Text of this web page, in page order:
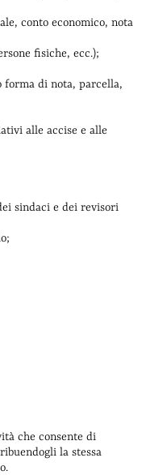
conto economico, nota
fisiche, ecc.);
forma di nota, parcella,
alle accise e alle
sindaci e dei revisori
che consente di
la stessa